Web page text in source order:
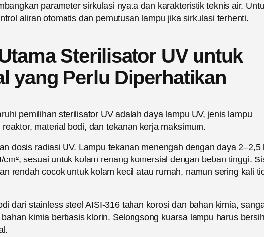
parameter sirkulasi nyata dan karakteristik teknis air.
aliran otomatis dan pemutusan lampu jika sirkulasi terhenti.
Sterilisator UV untuk
yang Perlu Diperhatikan
pemilihan sterilisator UV adalah daya lampu UV, jenis lampu
material bodi, dan tekanan kerja maksimum.
dosis radiasi UV. Lampu tekanan menengah dengan daya 2–2,5
sesuai untuk kolam renang komersial dengan beban tinggi.
rendah cocok untuk kolam kecil atau rumah, namun sering kali
dari stainless steel AISI-316 tahan korosi dan bahan kimia,
kimia berbasis klorin. Selongsong kuarsa lampu harus